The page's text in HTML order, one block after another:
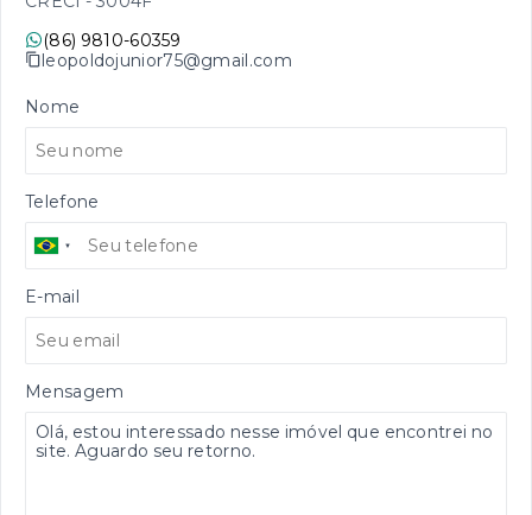
(86) 9810-60359
leopoldojunior75@gmail.com
Nome
Telefone
E-mail
Mensagem